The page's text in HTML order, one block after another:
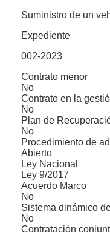
Suministro de un
Expediente
002-2023
Contrato menor
No
Contrato en la
No
Plan de
No
Procedimiento de
Abierto
Ley Nacional
Ley 9/2017
Acuerdo Marco
No
Sistema dinámico
No
Contratación